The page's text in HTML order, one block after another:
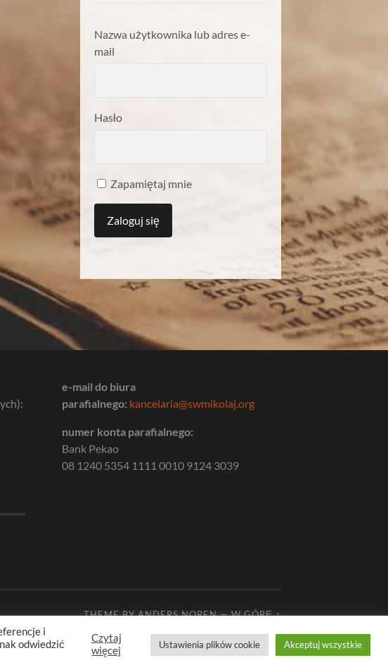
Nazwa użytkownika lub adres e-
mail
Hasło
Zapamiętaj mnie
e-mail do biura
parafialnego: kancelaria@swmikolaj.org
numer konta parafialnego:
Bank Pekao
08 1240 5354 1111 0010 9124 3039
THEME BYANDERS NOREN—W GÓRĘ ↑
i
odwiedzić
Czytaj
więcej
Ustawienia plików cookie Akceptuj wszystkie